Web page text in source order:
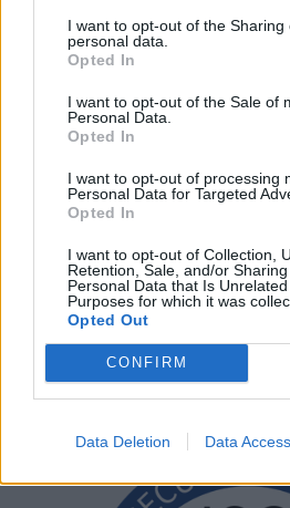
I want to opt-out of the Sharing
personal data.
Opted In
I want to opt-out of the Sale of
Personal Data.
Opted In
I want to opt-out of processing
Personal Data for Targeted
Opted In
I want to opt-out of Collection,
Retention, Sale, and/or
Personal Data that Is
Purposes for which it was
Opted Out
CONFIRM
Data Deletion Data Access